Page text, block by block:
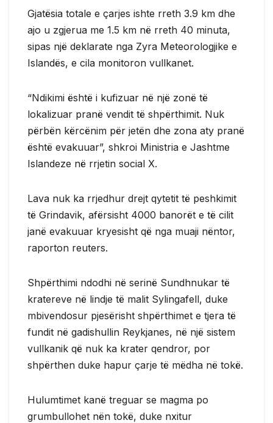
Gjatësia totale e çarjes ishte rreth 3.9 km dhe
ajo u zgjerua me 1.5 km në rreth 40 minuta,
sipas një deklarate nga Zyra Meteorologjike e
Islandës, e cila monitoron vullkanet.
“Ndikimi është i kufizuar në një zonë të
lokalizuar pranë vendit të shpërthimit. Nuk
përbën kërcënim për jetën dhe zona aty pranë
është evakuuar”, shkroi Ministria e Jashtme
Islandeze në rrjetin social X.
Lava nuk ka rrjedhur drejt qytetit të peshkimit
të Grindavik, afërsisht 4000 banorët e të cilit
janë evakuuar kryesisht që nga muaji nëntor,
raporton reuters.
Shpërthimi ndodhi në serinë Sundhnukar të
kratereve në lindje të malit Sylingafell, duke
mbivendosur pjesërisht shpërthimet e tjera të
fundit në gadishullin Reykjanes, në një sistem
vullkanik që nuk ka krater qendror, por
shpërthen duke hapur çarje të mëdha në tokë.
Hulumtimet kanë treguar se magma po
grumbullohet nën tokë, duke nxitur